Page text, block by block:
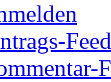
Feed